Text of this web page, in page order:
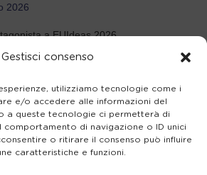
Gestisci consenso
utilizziamo tecnologie come i
e/o accedere alle informazioni del
a queste tecnologie ci permetterà di
di navigazione o ID unici
o ritirare il consenso può influire
caratteristiche e funzioni.
2026
a EUIdeas 2026
2026
2025: un mix di tradizione e innovazione
2025